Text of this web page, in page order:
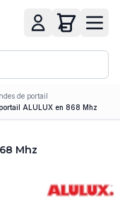
de portail
ALULUX en 868 Mhz
Mhz